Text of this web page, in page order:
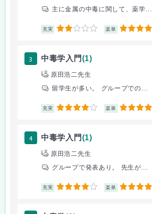
主に金属の中毒に関して、薬学...
充実 2 楽単 5
3 中毒学入門(1)
原田浩二先生
留学生が多い。 グループでの...
充実 4 楽単 5
4 中毒学入門(1)
原田浩二先生
グループで発表あり。 先生が...
充実 4 楽単 4